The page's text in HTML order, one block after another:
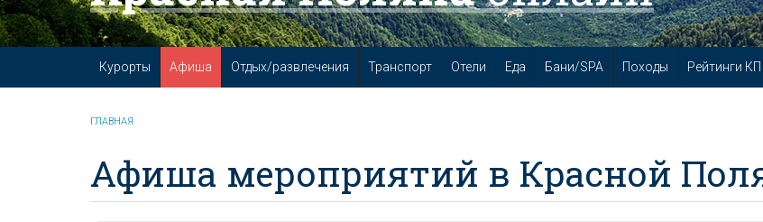
Курорты Афиша Отдых/развлечения Транспорт Отели Еда Бани/SPA Походы Рейтинги КП
ГЛАВНАЯ
Афиша мероприятий в Красной